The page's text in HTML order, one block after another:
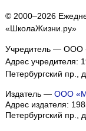
© 2000–2026
«ШколаЖизни.ру»
Учредитель — ООО
Адрес учредителя:
Петербургский пр.,
Издатель — ООО
Адрес издателя:
Петербургский пр.,